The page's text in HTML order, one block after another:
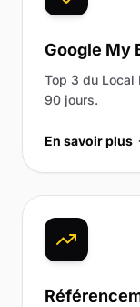
Google My
Top 3 du Local
90 jours.
En savoir plus